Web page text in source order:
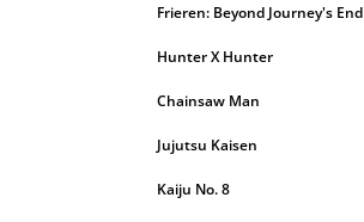
Frieren: Beyond Journey's End
Hunter X Hunter
Chainsaw Man
Jujutsu Kaisen
Kaiju No. 8